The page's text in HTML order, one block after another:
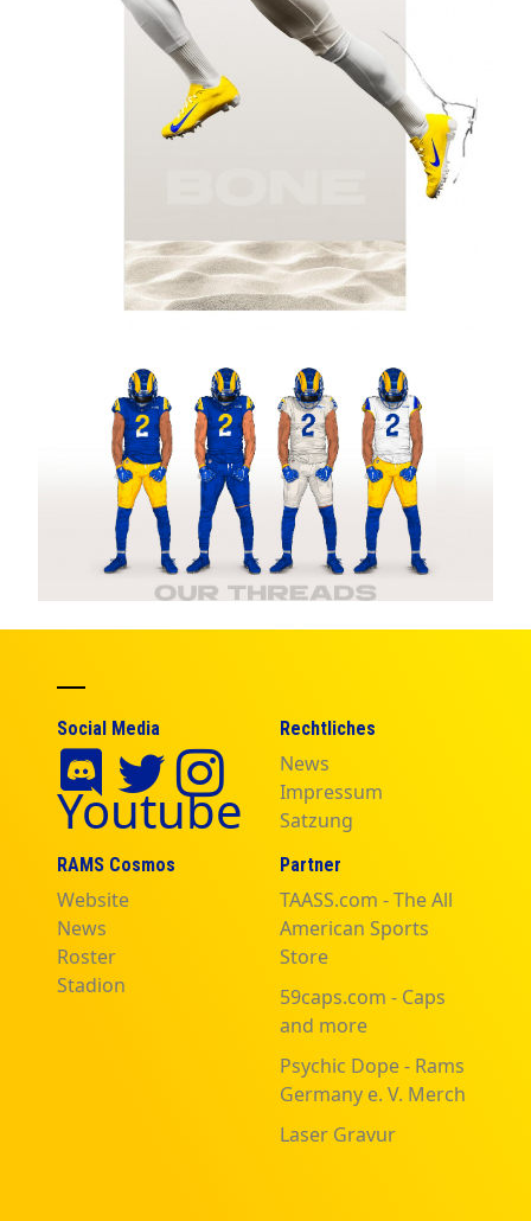
Social Media
Youtube
Rechtliches
News
Impressum
Satzung
RAMS Cosmos
Website
News
Roster
Stadion
Partner
TAASS.com - The All
American Sports
Store
59caps.com - Caps
and more
Psychic Dope - Rams
Germany e. V. Merch
Laser Gravur